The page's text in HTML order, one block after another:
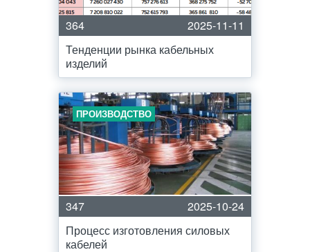
364
2025-11-11
Тенденции рынка кабельных
изделий
ПРОИЗВОДСТВО
347
2025-10-24
Процесс изготовления силовых
кабелей